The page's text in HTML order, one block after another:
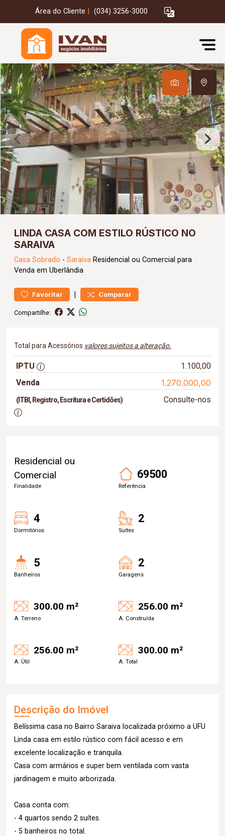
Área do Cliente (034) 3256-3000
LINDA CASA COM ESTILO RÚSTICO NO
SARAIVA
Casa Sobrado - Saraiva Residencial ou Comercial para
Venda em Uberlândia
Favoritar | Comparar
Compartilhe:
Total para Acessórios valores sujeitos a alteração.
IPTU
1.100,00
Venda
1.270.000,00
(ITBI, Registro, Escritura e Certidões) Consulte-nos
Residencial ou
Comercial
Finalidade
69500
Referência
4
Dormitórios
2
Suítes
5
Banheiros
2
Garagens
300.00 m²
A. Terreno
256.00 m²
A. Construída
256.00 m²
A. Útil
300.00 m²
A. Total
Descrição do Imóvel
Belíssima casa no Bairro Saraiva localizada próximo a UFU
Linda casa em estilo rústico com fácil acesso e em
excelente localização e tranquila.
Casa com armários e super bem ventilada com vasta
jardinagem e muito arborizada.
Casa conta com:
- 4 quartos sendo 2 suítes.
- 5 banheiros no total.